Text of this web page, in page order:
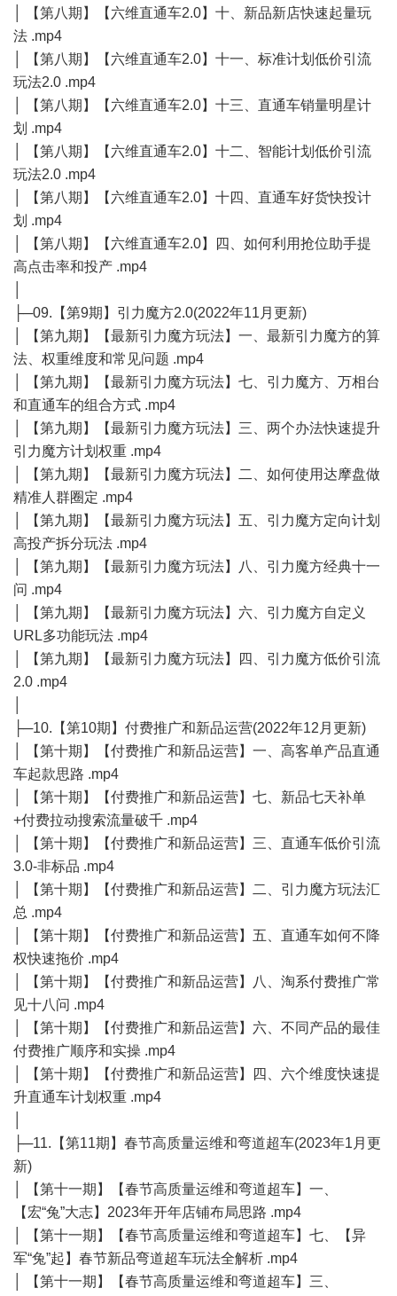
│ 【第八期】【六维直通车2.0】十、新品新店快速起量玩
法 .mp4
│ 【第八期】【六维直通车2.0】十一、标准计划低价引流
玩法2.0 .mp4
│ 【第八期】【六维直通车2.0】十三、直通车销量明星计
划 .mp4
│ 【第八期】【六维直通车2.0】十二、智能计划低价引流
玩法2.0 .mp4
│ 【第八期】【六维直通车2.0】十四、直通车好货快投计
划 .mp4
│ 【第八期】【六维直通车2.0】四、如何利用抢位助手提
高点击率和投产 .mp4
├─09.【第9期】引力魔方2.0(2022年11月更新)
│ 【第九期】【最新引力魔方玩法】一、最新引力魔方的算
法、权重维度和常见问题 .mp4
│ 【第九期】【最新引力魔方玩法】七、引力魔方、万相台
和直通车的组合方式 .mp4
│ 【第九期】【最新引力魔方玩法】三、两个办法快速提升
引力魔方计划权重 .mp4
│ 【第九期】【最新引力魔方玩法】二、如何使用达摩盘做
精准人群圈定 .mp4
│ 【第九期】【最新引力魔方玩法】五、引力魔方定向计划
高投产拆分玩法 .mp4
│ 【第九期】【最新引力魔方玩法】八、引力魔方经典十一
问 .mp4
│ 【第九期】【最新引力魔方玩法】六、引力魔方自定义
URL多功能玩法 .mp4
│ 【第九期】【最新引力魔方玩法】四、引力魔方低价引流
2.0 .mp4
├─10.【第10期】付费推广和新品运营(2022年12月更新)
│ 【第十期】【付费推广和新品运营】一、高客单产品直通
车起款思路 .mp4
│ 【第十期】【付费推广和新品运营】七、新品七天补单
+付费拉动搜索流量破千 .mp4
│ 【第十期】【付费推广和新品运营】三、直通车低价引流
3.0-非标品 .mp4
│ 【第十期】【付费推广和新品运营】二、引力魔方玩法汇
总 .mp4
│ 【第十期】【付费推广和新品运营】五、直通车如何不降
权快速拖价 .mp4
│ 【第十期】【付费推广和新品运营】八、淘系付费推广常
见十八问 .mp4
│ 【第十期】【付费推广和新品运营】六、不同产品的最佳
付费推广顺序和实操 .mp4
│ 【第十期】【付费推广和新品运营】四、六个维度快速提
升直通车计划权重 .mp4
├─11.【第11期】春节高质量运维和弯道超车(2023年1月更
新)
│ 【第十一期】【春节高质量运维和弯道超车】一、
【宏“兔”大志】2023年开年店铺布局思路 .mp4
│ 【第十一期】【春节高质量运维和弯道超车】七、【异
军“兔”起】春节新品弯道超车玩法全解析 .mp4
│ 【第十一期】【春节高质量运维和弯道超车】三、